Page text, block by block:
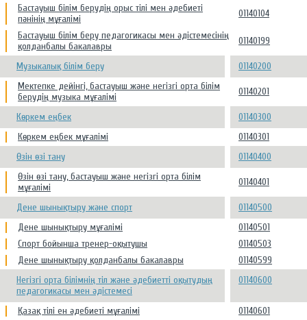
Бастауыш білім берудің орыс тілі мен әдебиеті
пәнінің мұғалімі
01140104
Бастауыш білім беру педагогикасы мен әдістемесінің
қолданбалы бакалавры
01140199
Музыкалық білім беру
01140200
Мектепке дейінгі, бастауыш және негізгі орта білім
берудің музыка мұғалімі
01140201
Көркем еңбек
01140300
Көркем еңбек мұғалімі
01140301
Өзін өзі тану
01140400
Өзін өзі тану, бастауыш және негізгі орта білім
мұғалімі
01140401
Дене шынықтыру және спорт
01140500
Дене шынықтыру мұғалімі
01140501
Спорт бойынша тренер-оқытушы
01140503
Дене шынықтыру қолданбалы бакалавры
01140599
Негізгі орта білімнің тіл және әдебиетті оқытудың
педагогикасы мен әдістемесі
01140600
Қазақ тілі ен әдебиеті мұғалімі 01140601